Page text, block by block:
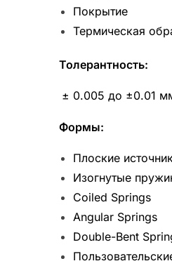
Покрытие
Термическая
Толерантность:
± 0.005 до ±0.01
Формы:
Плоские
Изогнутые
Coiled Springs
Angular Springs
Double-Bent